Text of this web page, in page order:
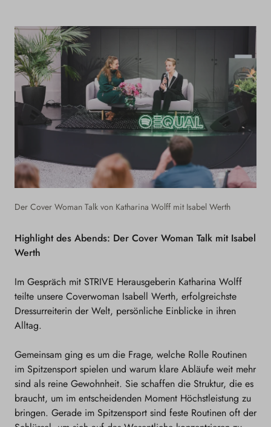
Highlight des Abends: Der Cover Woman Talk mit Isabel
Werth
Im Gespräch mit STRIVE Herausgeberin Katharina Wolff
teilte unsere Coverwoman Isabell Werth, erfolgreichste
Dressurreiterin der Welt, persönliche Einblicke in ihren
Alltag.
Gemeinsam ging es um die Frage, welche Rolle Routinen
im Spitzensport spielen und warum klare Abläufe weit mehr
sind als reine Gewohnheit. Sie schaffen die Struktur, die es
braucht, um im entscheidenden Moment Höchstleistung zu
bringen. Gerade im Spitzensport sind feste Routinen oft der
Der Cover Woman Talk von Katharina Wolff mit Isabel Werth